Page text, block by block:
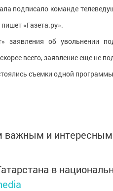
подписало команде
«Газета.ру».
заявления об увольнении
всего, заявление еще не
съемки одной
важным и
в